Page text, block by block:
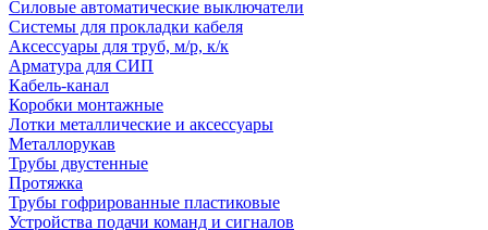
Силовые автоматические выключатели
Системы для прокладки кабеля
Аксессуары для труб, м/р, к/к
Арматура для СИП
Кабель-канал
Коробки монтажные
Лотки металлические и аксессуары
Металлорукав
Трубы двустенные
Протяжка
Трубы гофрированные пластиковые
Устройства подачи команд и сигналов